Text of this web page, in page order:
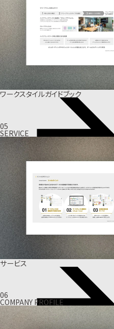
ワークスタイルガイドブック
05
SERVICE
サービス
06
COMPANY PROFILE